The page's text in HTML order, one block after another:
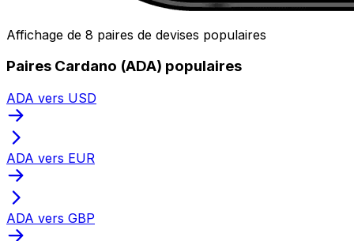
Affichage de 8 paires de devises populaires
Paires Cardano (ADA) populaires
ADA vers USD
ADA vers EUR
ADA vers GBP